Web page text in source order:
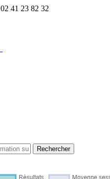
02 41 23 82 32